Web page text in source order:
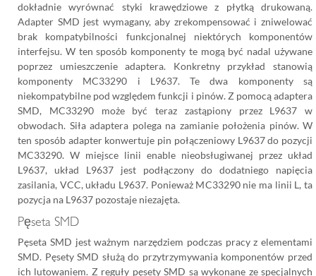
dokładnie wyrównać styki krawędziowe z płytką drukowaną.
Adapter SMD jest wymagany, aby zrekompensować i zniwelować
brak kompatybilności funkcjonalnej niektórych komponentów
interfejsu. W ten sposób komponenty te mogą być nadal używane
poprzez umieszczenie adaptera. Konkretny przykład stanowią
komponenty MC33290 i L9637. Te dwa komponenty są
niekompatybilne pod względem funkcji i pinów. Z pomocą adaptera
SMD, MC33290 może być teraz zastąpiony przez L9637 w
obwodach. Siła adaptera polega na zamianie położenia pinów. W
ten sposób adapter konwertuje pin połączeniowy L9637 do pozycji
MC33290. W miejsce linii enable nieobsługiwanej przez układ
L9637, układ L9637 jest podłączony do dodatniego napięcia
zasilania, VCC, układu L9637. Ponieważ MC33290 nie ma linii L, ta
pozycja na L9637 pozostaje niezajęta.
Pęseta SMD
Pęseta SMD jest ważnym narzędziem podczas pracy z elementami
SMD. Pęsety SMD służą do przytrzymywania komponentów przed
ich lutowaniem. Z reguły pęsety SMD są wykonane ze specjalnych